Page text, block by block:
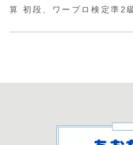
算 初段、ワープロ検定準2